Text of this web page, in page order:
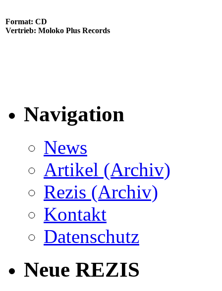
Format: CD
Vertrieb: Moloko Plus Records
Navigation
News
Artikel (Archiv)
Rezis (Archiv)
Kontakt
Datenschutz
Neue REZIS